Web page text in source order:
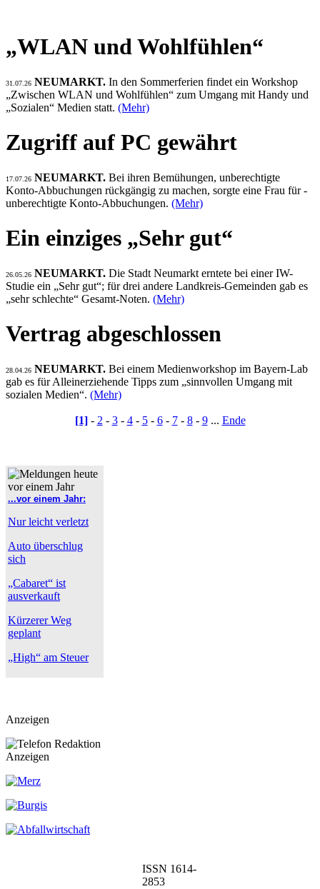
„WLAN und Wohlfühlen“
31.07.26 NEUMARKT. In den Sommerferien findet ein Workshop
„Zwischen WLAN und Wohlfühlen“ zum Umgang mit Handy und
„Sozialen“ Medien statt. (Mehr)
Zugriff auf PC gewährt
17.07.26 NEUMARKT. Bei ihren Bemühungen, unberechtigte
Konto-Abbuchungen rückgängig zu machen, sorgte eine Frau für -
unberechtigte Konto-Abbuchungen. (Mehr)
Ein einziges „Sehr gut“
26.05.26 NEUMARKT. Die Stadt Neumarkt erntete bei einer IW-
Studie ein „Sehr gut“; für drei andere Landkreis-Gemeinden gab es
„sehr schlechte“ Gesamt-Noten. (Mehr)
Vertrag abgeschlossen
28.04.26 NEUMARKT. Bei einem Medienworkshop im Bayern-Lab
gab es für Alleinerziehende Tipps zum „sinnvollen Umgang mit
sozialen Medien“. (Mehr)
[1]- 2 - 3- 4- 5- 6- 7- 8- 9... Ende
...vor einem Jahr:
Nur leicht verletzt
Auto überschlug
sich
„Cabaret“ ist
ausverkauft
Kürzerer Weg
geplant
„High“ am Steuer
Anzeigen
Anzeigen
ISSN 1614-
2853